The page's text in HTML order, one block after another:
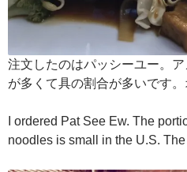
注文したのはパッシーユー。
が多くて具の割合が多いです。
I ordered Pat See Ew. The
noodles is small in the U.S.